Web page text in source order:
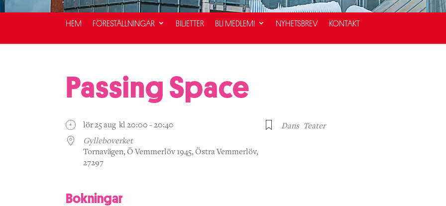
HEM FÖRESTÄLLNINGAR BILJETTER BLI MEDLEM! NYHETSBREV KONTAKT
Passing Space
lör 25 aug kl 20:00 - 20:40
Gylleboverket
Tornavägen, Ö Vemmerlöv 1945, Östra Vemmerlöv,
27297
Bokningar
Dans Teater